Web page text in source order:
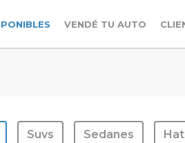
VENDÉ TU AUTO
Suvs Sedanes